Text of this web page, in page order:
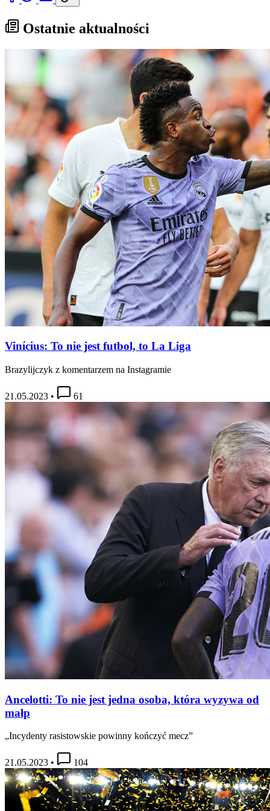
Ostatnie aktualności
Vinícius: To nie jest futbol, to La Liga
Brazylijczyk z komentarzem na Instagramie
21.05.2023 • 61
Ancelotti: To nie jest jedna osoba, która wyzywa od
małp
„Incydenty rasistowskie powinny kończyć mecz”
21.05.2023 • 104